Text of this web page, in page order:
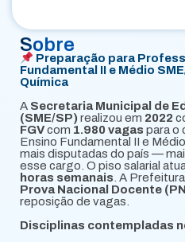
Sobre
Preparação para
Fundamental II e Médio
Química
A Secretaria Municipal de
(SME/SP) realizou em 2022
FGVcom 1.980 vagas para o
Ensino Fundamental II e
mais disputadas do país —
esse cargo. O piso salarial
horas semanais . A
Prova Nacional Docente
reposição de vagas.
Disciplinas contempladas